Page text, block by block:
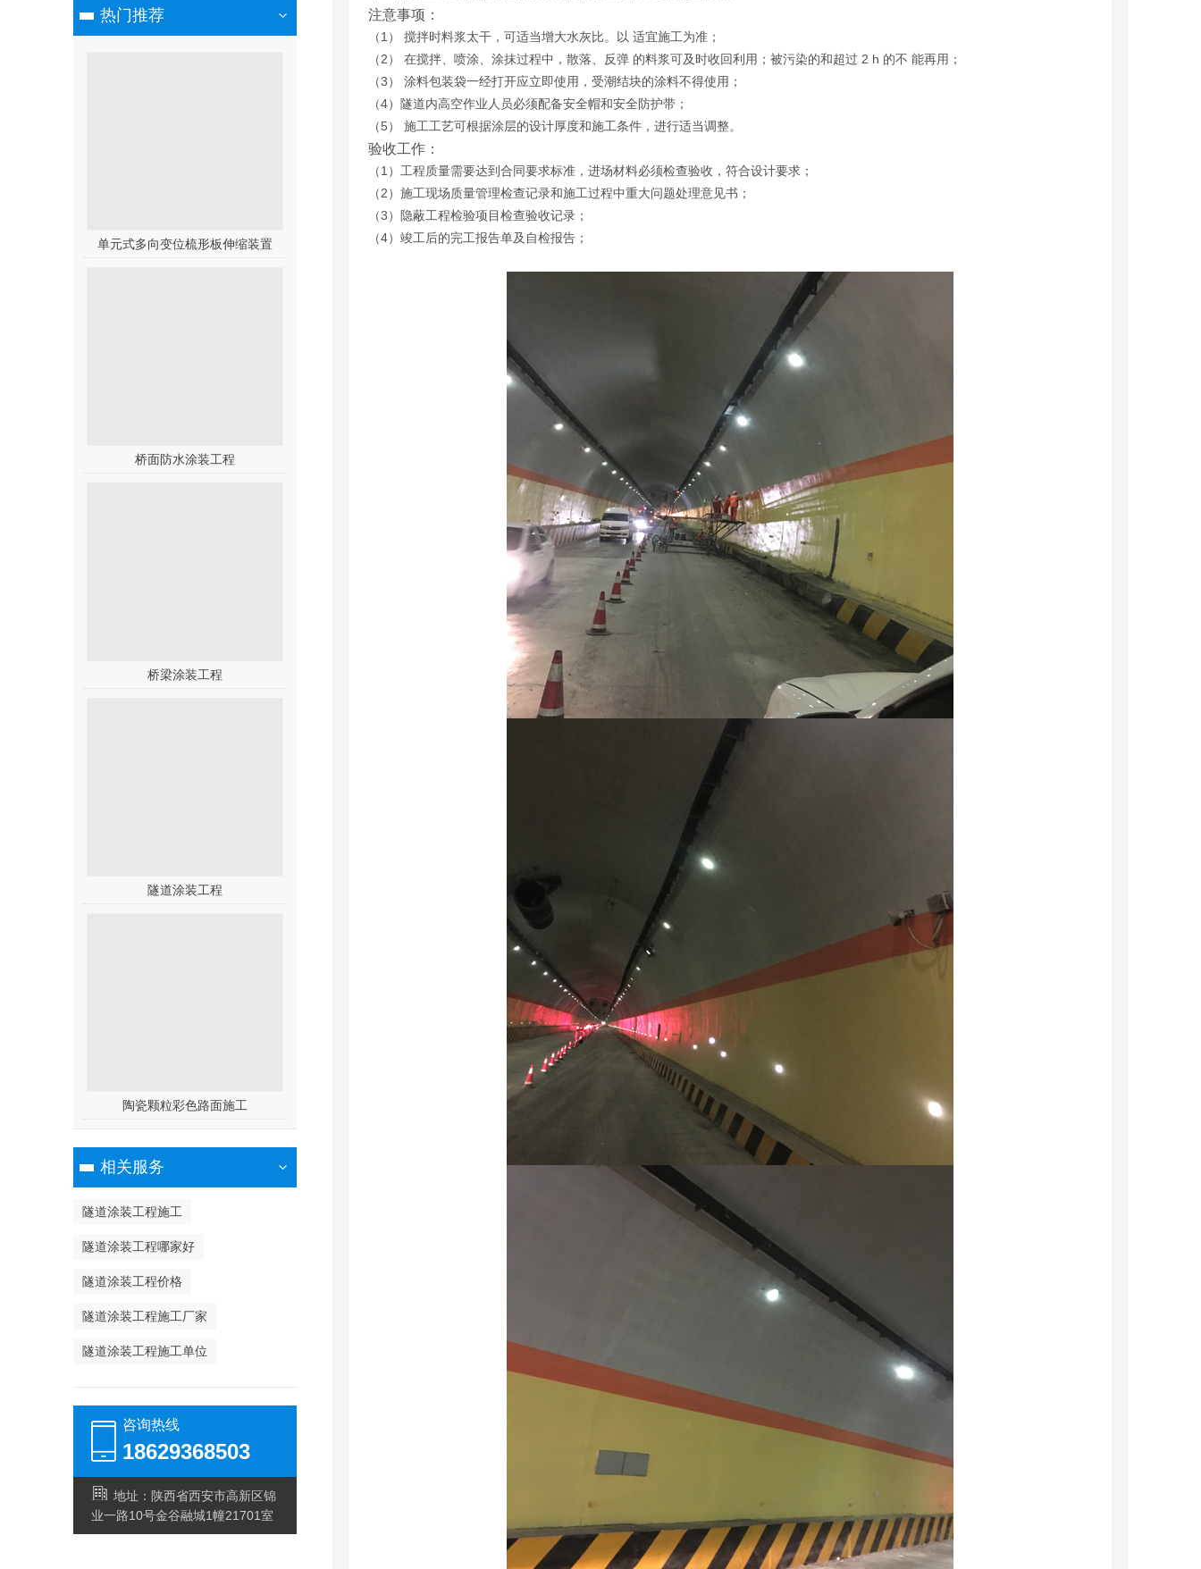
热门推荐
单元式多向变位梳形板伸缩装置
桥面防水涂装工程
桥梁涂装工程
隧道涂装工程
陶瓷颗粒彩色路面施工
相关服务
隧道涂装工程施工
隧道涂装工程哪家好
隧道涂装工程价格
隧道涂装工程施工厂家
隧道涂装工程施工单位
咨询热线
18629368503
地址：陕西省西安市高新区锦
业一路10号金谷融城1幢21701室
注意事项：
（1） 搅拌时料浆太干，可适当增大水灰比。以 适宜施工为准；
（2） 在搅拌、喷涂、涂抹过程中，散落、反弹 的料浆可及时收回利用；被污染的和超过 2 h 的不 能再用；
（3） 涂料包装袋一经打开应立即使用，受潮结块的涂料不得使用；
（4）隧道内高空作业人员必须配备安全帽和安全防护带；
（5） 施工工艺可根据涂层的设计厚度和施工条件，进行适当调整。
验收工作：
（1）工程质量需要达到合同要求标准，进场材料必须检查验收，符合设计要求；
（2）施工现场质量管理检查记录和施工过程中重大问题处理意见书；
（3）隐蔽工程检验项目检查验收记录；
（4）竣工后的完工报告单及自检报告；